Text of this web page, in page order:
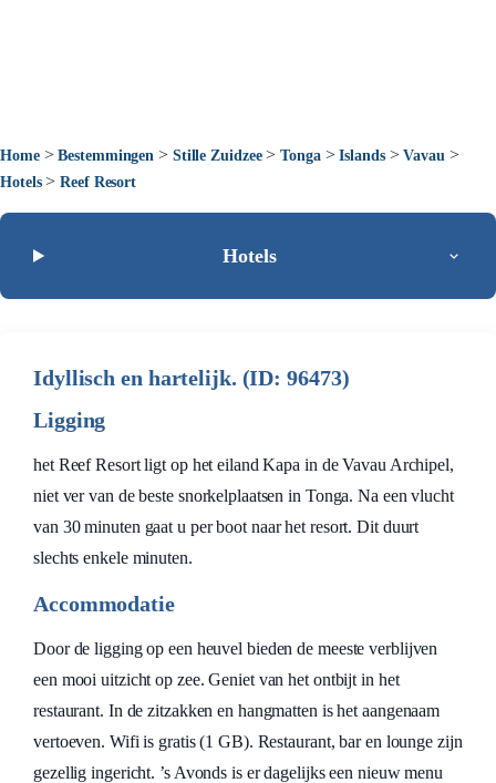
Home>Bestemmingen > Stille Zuidzee>Tonga>Islands>Vavau >
Hotels>Reef Resort
Hotels
Idyllisch en hartelijk. (ID: 96473)
Ligging
het Reef Resort ligt op het eiland Kapa in de Vavau Archipel,
niet ver van de beste snorkelplaatsen in Tonga. Na een vlucht
van 30 minuten gaat u per boot naar het resort. Dit duurt
slechts enkele minuten.
Accommodatie
Door de ligging op een heuvel bieden de meeste verblijven
een mooi uitzicht op zee. Geniet van het ontbijt in het
restaurant. In de zitzakken en hangmatten is het aangenaam
vertoeven. Wifi is gratis (1 GB). Restaurant, bar en lounge zijn
gezellig ingericht. ’s Avonds is er dagelijks een nieuw menu